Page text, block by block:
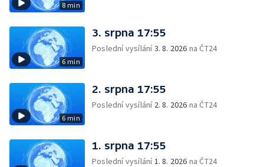
8 min
6 min
3. srpna 17:55
Poslední vysílání3. 8. 2026 na ČT24
6 min
2. srpna 17:55
Poslední vysílání 2. 8. 2026 na ČT24
1. srpna 17:55
Poslední vysílání1. 8. 2026 na ČT24